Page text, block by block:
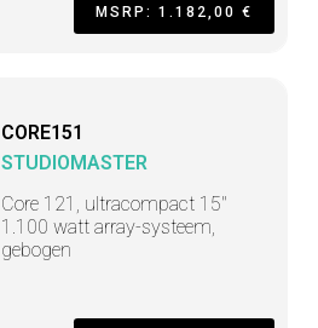
MSRP: 1.182,00 €
CORE151
STUDIOMASTER
Core 121, ultracompact 15"
1.100 watt array-systeem,
gebogen